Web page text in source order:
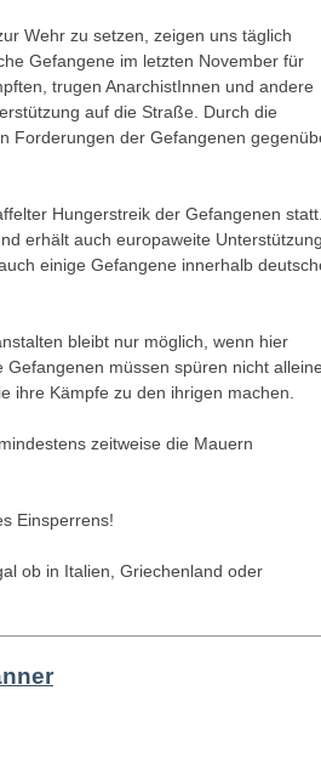
Wehr zu setzen, zeigen uns täglich
Gefangene im letzten November für
trugen AnarchistInnen und andere
auf die Straße. Durch die
Forderungen der Gefangenen
Hungerstreik der Gefangenen statt.
erhält auch europaweite Unterstützung
einige Gefangene innerhalb
bleibt nur möglich, wenn hier
müssen spüren nicht alleine
ihre Kämpfe zu den ihrigen machen.
zeitweise die Mauern
Einsperrens!
ob in Italien, Griechenland oder